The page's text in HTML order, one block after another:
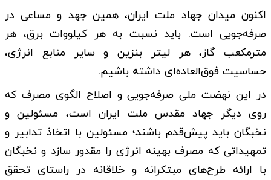
اکنون میدان جهاد ملت ایران، همین جهد و مساعی در
صرفه‌جویی است. باید نسبت به هر کیلووات برق، هر
مترمکعب گاز، هر لیتر بنزین و سایر منابع انرژی،
حساسیت فوق‌العاده‌ای داشته باشیم.
در این نهضت ملی صرفه‌جویی و اصلاح الگوی مصرف که
روی دیگر جهاد مقدس ملت ایران است، مسئولین و
نخبگان باید پیش‌قدم باشند؛ مسئولین با اتخاذ تدابیر و
تمهیداتی که مصرف بهینه‌ انرژی را مقدور سازد و نخبگان
با ارائه طرح‌های مبتکرانه و خلاقانه در راستای تحقق